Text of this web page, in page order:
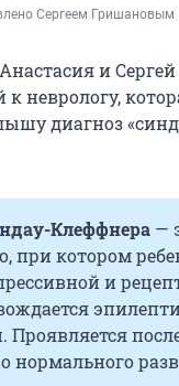
Сергеем Гришановым
и
к неврологу,
диагноз
Клеффнера —
при котором
и
нормального